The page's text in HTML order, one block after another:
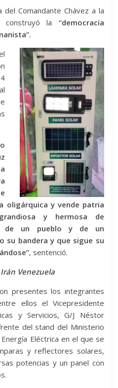
Comandante Chávez a la
construyó la “democracia
oligárquica y vende patria
y hermosa de
de un pueblo y de un
su bandera y que sigue su
, sentenció.
Irán Venezuela
presentes los integrantes
ellos el Vicepresidente
y Servicios, G/J Néstor
del stand del Ministerio
Eléctrica en el que se
y reflectores solares,
potencias y un panel con